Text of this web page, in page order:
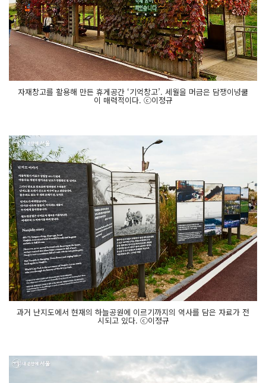
자재창고를 활용해 만든 휴게공간 ‘기억창고’. 세월을 머금은 담쟁이넝쿨
이 매력적이다. ⓒ이정규
과거 난지도에서 현재의 하늘공원에 이르기까지의 역사를 담은 자료가 전
시되고 있다. ⓒ이정규